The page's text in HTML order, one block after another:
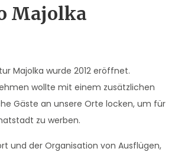
Majolka
Majolka wurde 2012 eröffnet.
wollte mit einem zusätzlichen
Gäste an unsere Orte locken, um für
zu werben.
und der Organisation von Ausflügen,